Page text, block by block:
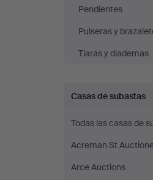
Pendientes
Pulseras y
Tiaras y diademas
Casas de subastas
Todas las casas de
Acreman St
Arce Auctions